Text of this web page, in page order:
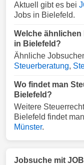
Aktuell gibt es bei
Jobs in Bielefeld.
Welche
in Bielefeld?
Ähnliche
Steuerberatung,
Wo findet man
Bielefeld?
Weitere
Bielefeld findet
Münster.
Jobsuche mit